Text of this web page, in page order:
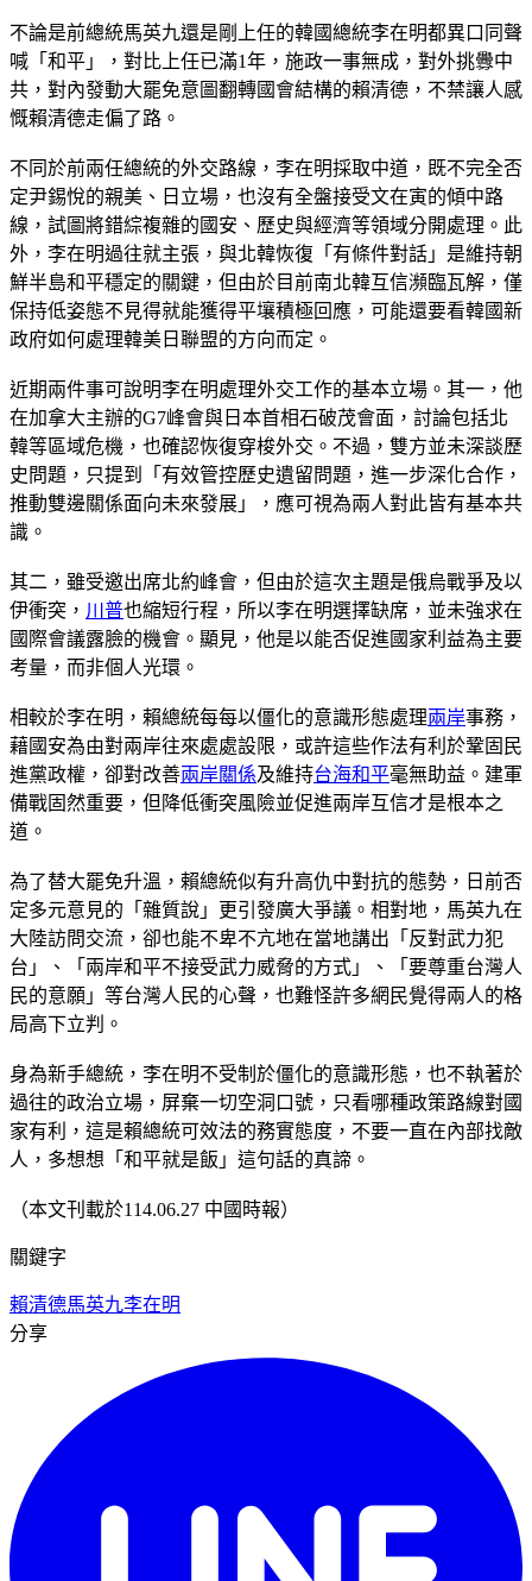
不論是前總統馬英九還是剛上任的韓國總統李在明都異口同聲
喊「和平」，對比上任已滿1年，施政一事無成，對外挑釁中
共，對內發動大罷免意圖翻轉國會結構的賴清德，不禁讓人感
慨賴清德走偏了路。
不同於前兩任總統的外交路線，李在明採取中道，既不完全否
定尹錫悅的親美、日立場，也沒有全盤接受文在寅的傾中路
線，試圖將錯綜複雜的國安、歷史與經濟等領域分開處理。此
外，李在明過往就主張，與北韓恢復「有條件對話」是維持朝
鮮半島和平穩定的關鍵，但由於目前南北韓互信瀕臨瓦解，僅
保持低姿態不見得就能獲得平壤積極回應，可能還要看韓國新
政府如何處理韓美日聯盟的方向而定。
近期兩件事可說明李在明處理外交工作的基本立場。其一，他
在加拿大主辦的G7峰會與日本首相石破茂會面，討論包括北
韓等區域危機，也確認恢復穿梭外交。不過，雙方並未深談歷
史問題，只提到「有效管控歷史遺留問題，進一步深化合作，
推動雙邊關係面向未來發展」，應可視為兩人對此皆有基本共
識。
其二，雖受邀出席北約峰會，但由於這次主題是俄烏戰爭及以
伊衝突， 川普也縮短行程，所以李在明選擇缺席，並未強求在
國際會議露臉的機會。顯見，他是以能否促進國家利益為主要
考量，而非個人光環。
相較於李在明，賴總統每每以僵化的意識形態處理兩岸事務，
藉國安為由對兩岸往來處處設限，或許這些作法有利於鞏固民
進黨政權，卻對改善兩岸關係及維持台海和平毫無助益。建軍
備戰固然重要，但降低衝突風險並促進兩岸互信才是根本之
道。
為了替大罷免升溫，賴總統似有升高仇中對抗的態勢，日前否
定多元意見的「雜質說」更引發廣大爭議。相對地，馬英九在
大陸訪問交流，卻也能不卑不亢地在當地講出「反對武力犯
台」、「兩岸和平不接受武力威脅的方式」、「要尊重台灣人
民的意願」等台灣人民的心聲，也難怪許多網民覺得兩人的格
局高下立判。
身為新手總統，李在明不受制於僵化的意識形態，也不執著於
過往的政治立場，屏棄一切空洞口號，只看哪種政策路線對國
家有利，這是賴總統可效法的務實態度，不要一直在內部找敵
人，多想想「和平就是飯」這句話的真諦。
（本文刊載於114.06.27 中國時報）
關鍵字
賴清德馬英九李在明
分享